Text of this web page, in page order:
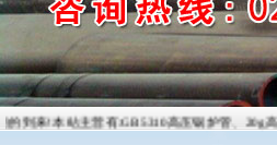
到来!本站主营有:GB5310高压锅炉管、20g